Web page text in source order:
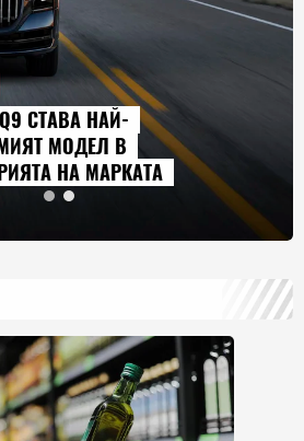
СТАВА НАЙ-
МОДЕЛ В
НА МАРКАТА